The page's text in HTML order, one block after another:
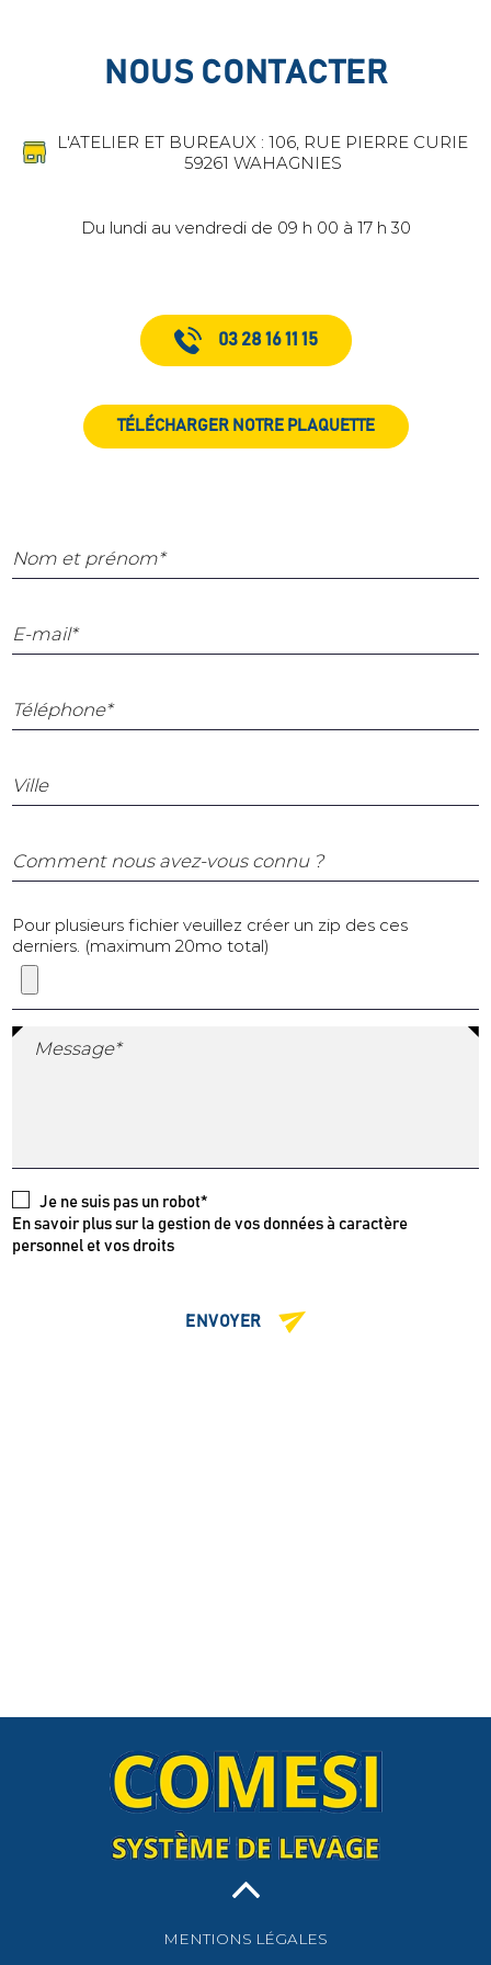
NOUS CONTACTER
L'ATELIER ET BUREAUX : 106, RUE PIERRE CURIE
59261 WAHAGNIES
Du lundi au vendredi de 09 h 00 à 17 h 30
03 28 16 11 15
TÉLÉCHARGER NOTRE PLAQUETTE
Nom et prénom*
E-mail*
Téléphone*
Ville
Comment nous avez-vous connu ?
Pour plusieurs fichier veuillez créer un zip des ces
derniers. (maximum 20mo total)
Message*
Je ne suis pas un robot*
En savoir plus sur la gestion de vos données à caractère
personnel et vos droits
ENVOYER
MENTIONS LÉGALES